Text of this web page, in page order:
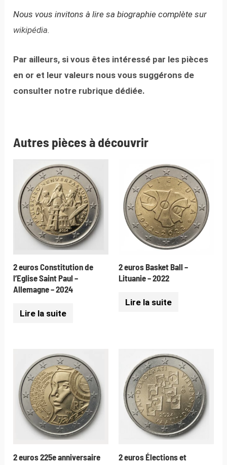
Nous vous invitons à lire sa biographie complète sur
wikipédia.
Par ailleurs, si vous êtes intéressé par les pièces
en or et leur valeurs nous vous suggérons de
consulter notre rubrique dédiée.
Autres pièces à découvrir
2 euros Constitution de
l’Eglise Saint Paul –
Allemagne – 2024
Lire la suite
2 euros Basket Ball –
Lituanie – 2022
Lire la suite
2 euros 225e anniversaire
2 euros Élections et